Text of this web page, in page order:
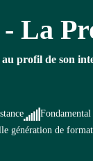
La
profil de son
Fondamental
génération de